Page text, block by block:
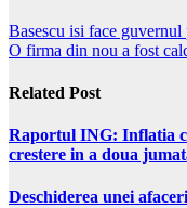
Basescu isi face guvernul
O firma din nou a fost
Related Post
Raportul ING: Inflatia
crestere in a doua
Deschiderea unei